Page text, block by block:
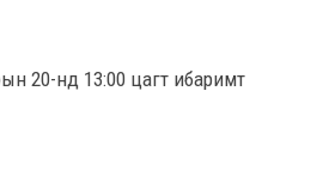
20-нд 13:00 цагт ибаримт